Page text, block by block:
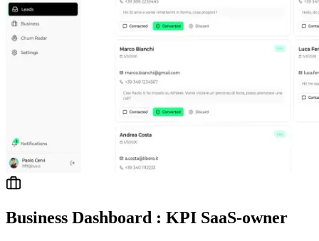
Business Dashboard : KPI SaaS-owner